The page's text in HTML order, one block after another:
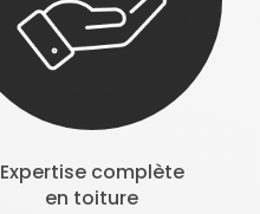
Expertise complète
en toiture